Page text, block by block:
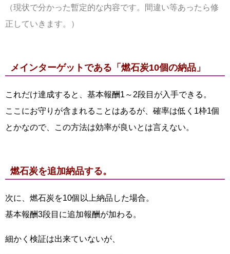
（現状で分かった暫定的な内容です。間違い等あったら修
正していきます。）
メインターゲットである「燃石炭10個の納品」
これだけ達成すると、基本報酬1～2段目が入手できる。
ここにお守りが含まれることはあるが、確率は低く1枠1個
とかなので、この方法は効率が良いとは言えない。
燃石炭を追加納品する。
次に、燃石炭を10個以上納品した場合。
基本報酬3段目に追加報酬が加わる。
細かく検証は出来ていないが、